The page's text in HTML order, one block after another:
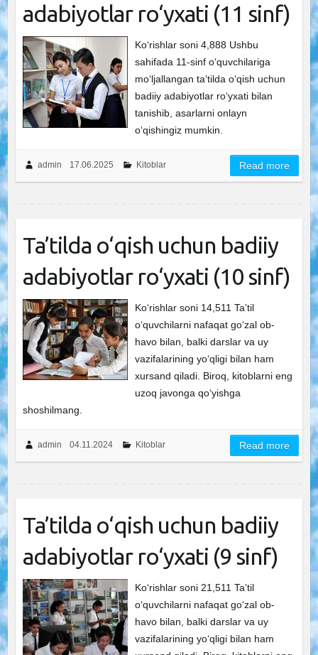
adabiyotlar ro‘yxati (11 sinf)
Ko‘rishlar soni 4,888 Ushbu
sahifada 11-sinf o‘quvchilariga
mo‘ljallangan ta’tilda o‘qish uchun
badiiy adabiyotlar ro‘yxati bilan
tanishib, asarlarni onlayn
o‘qishingiz mumkin.
admin 17.06.2025 Kitoblar Read more
Ta’tilda o‘qish uchun badiiy
adabiyotlar ro‘yxati (10 sinf)
Ko‘rishlar soni 14,511 Ta’til
o‘quvchilarni nafaqat go‘zal ob-
havo bilan, balki darslar va uy
vazifalarining yo‘qligi bilan ham
xursand qiladi. Biroq, kitoblarni eng
uzoq javonga qo‘yishga
shoshilmang.
admin 04.11.2024 Kitoblar Read more
Ta’tilda o‘qish uchun badiiy
adabiyotlar ro‘yxati (9 sinf)
Ko‘rishlar soni 21,511 Ta’til
o‘quvchilarni nafaqat go‘zal ob-
havo bilan, balki darslar va uy
vazifalarining yo‘qligi bilan ham